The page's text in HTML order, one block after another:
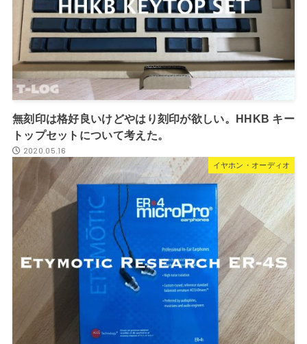
無刻印は格好良いけどやはり刻印が欲しい。HHKB キー
トップセットについて考えた。
2020.05.16
イヤホン・オーディオ